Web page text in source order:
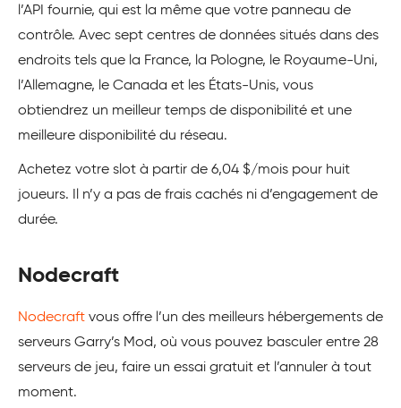
l’API fournie, qui est la même que votre panneau de
contrôle. Avec sept centres de données situés dans des
endroits tels que la France, la Pologne, le Royaume-Uni,
l’Allemagne, le Canada et les États-Unis, vous
obtiendrez un meilleur temps de disponibilité et une
meilleure disponibilité du réseau.
Achetez votre slot à partir de 6,04 $/mois pour huit
joueurs. Il n’y a pas de frais cachés ni d’engagement de
durée.
Nodecraft
Nodecraft vous offre l’un des meilleurs hébergements de
serveurs Garry’s Mod, où vous pouvez basculer entre 28
serveurs de jeu, faire un essai gratuit et l’annuler à tout
moment.